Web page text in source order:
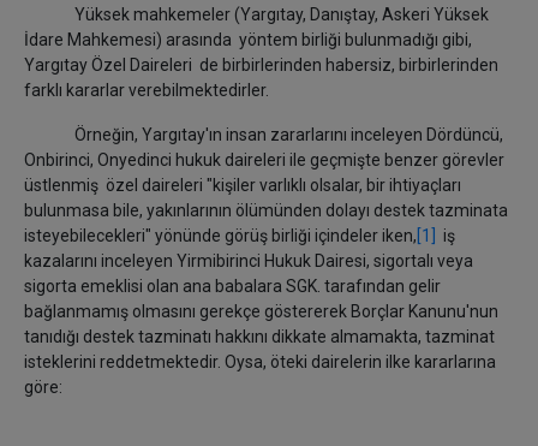
Yüksek mahkemeler (Yargıtay, Danıştay, Askeri Yüksek
İdare Mahkemesi) arasında yöntem birliği bulunmadığı gibi,
Yargıtay Özel Daireleri de birbirlerinden habersiz, birbirlerinden
farklı kararlar verebilmektedirler.
Örneğin, Yargıtay'ın insan zararlarını inceleyen Dördüncü,
Onbirinci, Onyedinci hukuk daireleri ile geçmişte benzer görevler
üstlenmiş özel daireleri "kişiler varlıklı olsalar, bir ihtiyaçları
bulunmasa bile, yakınlarının ölümünden dolayı destek tazminata
isteyebilecekleri" yönünde görüş birliği içindeler iken, [1]
iş
kazalarını inceleyen Yirmibirinci Hukuk Dairesi, sigortalı veya
sigorta emeklisi olan ana babalara SGK. tarafından gelir
bağlanmamış olmasını gerekçe göstererek Borçlar Kanunu'nun
tanıdığı destek tazminatı hakkını dikkate almamakta, tazminat
isteklerini reddetmektedir. Oysa, öteki dairelerin ilke kararlarına
göre: